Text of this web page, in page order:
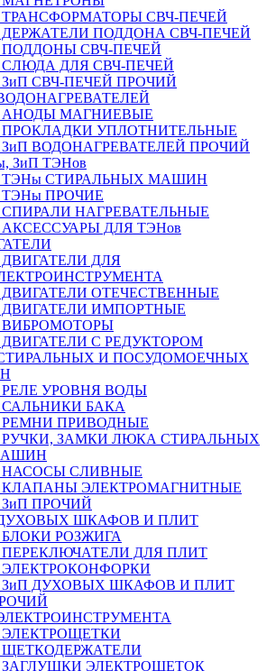
ТРАНСФОРМАТОРЫ СВЧ-ПЕЧЕЙ
ДЕРЖАТЕЛИ ПОДДОНА СВЧ-ПЕЧЕЙ
ПОДДОНЫ СВЧ-ПЕЧЕЙ
СЛЮДА ДЛЯ СВЧ-ПЕЧЕЙ
ЗиП СВЧ-ПЕЧЕЙ ПРОЧИЙ
АНОДЫ МАГНИЕВЫЕ
ПРОКЛАДКИ УПЛОТНИТЕЛЬНЫЕ
ЗиП ВОДОНАГРЕВАТЕЛЕЙ ПРОЧИЙ
ЗиП ТЭНов
ТЭНы СТИРАЛЬНЫХ МАШИН
ТЭНы ПРОЧИЕ
СПИРАЛИ НАГРЕВАТЕЛЬНЫЕ
АКСЕССУАРЫ ДЛЯ ТЭНов
ДВИГАТЕЛИ ДЛЯ
ДВИГАТЕЛИ ОТЕЧЕСТВЕННЫЕ
ДВИГАТЕЛИ ИМПОРТНЫЕ
ВИБРОМОТОРЫ
ДВИГАТЕЛИ С РЕДУКТОРОМ
СТИРАЛЬНЫХ И ПОСУДОМОЕЧНЫХ
РЕЛЕ УРОВНЯ ВОДЫ
САЛЬНИКИ БАКА
РЕМНИ ПРИВОДНЫЕ
РУЧКИ, ЗАМКИ ЛЮКА СТИРАЛЬНЫХ
НАСОСЫ СЛИВНЫЕ
КЛАПАНЫ ЭЛЕКТРОМАГНИТНЫЕ
ЗиП ПРОЧИЙ
ДУХОВЫХ ШКАФОВ И ПЛИТ
БЛОКИ РОЗЖИГА
ПЕРЕКЛЮЧАТЕЛИ ДЛЯ ПЛИТ
ЭЛЕКТРОКОНФОРКИ
ЗиП ДУХОВЫХ ШКАФОВ И ПЛИТ
ЭЛЕКТРОЩЕТКИ
ЩЕТКОДЕРЖАТЕЛИ
ЗАГЛУШКИ ЭЛЕКТРОЩЕТОК